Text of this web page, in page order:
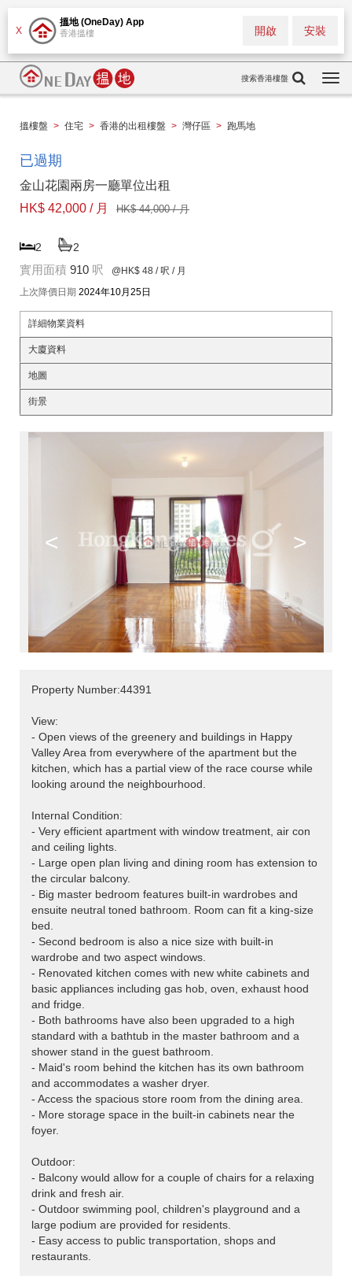
X
搵地 (OneDay) App
香港搵樓 安裝
開啟
搜索香港樓盤
搵樓盤 > 住宅 > 香港的出租樓盤 > 灣仔區 > 跑馬地
已過期
金山花園兩房一廳單位出租
HK$ 42,000 / 月
HK$ 44,000 / 月
2 2
實用面積 910 呎 @HK$ 48 / 呎 / 月
上次降價日期 2024年10月25日
詳細物業資料
大廈資料
地圖
街景
< >
Property Number:44391
View:
- Open views of the greenery and buildings in Happy
Valley Area from everywhere of the apartment but the
kitchen, which has a partial view of the race course while
looking around the neighbourhood.
Internal Condition:
- Very efficient apartment with window treatment, air con
and ceiling lights.
- Large open plan living and dining room has extension to
the circular balcony.
- Big master bedroom features built-in wardrobes and
ensuite neutral toned bathroom. Room can fit a king-size
bed.
- Second bedroom is also a nice size with built-in
wardrobe and two aspect windows.
- Renovated kitchen comes with new white cabinets and
basic appliances including gas hob, oven, exhaust hood
and fridge.
- Both bathrooms have also been upgraded to a high
standard with a bathtub in the master bathroom and a
shower stand in the guest bathroom.
- Maid's room behind the kitchen has its own bathroom
and accommodates a washer dryer.
- Access the spacious store room from the dining area.
- More storage space in the built-in cabinets near the
foyer.
Outdoor:
- Balcony would allow for a couple of chairs for a relaxing
drink and fresh air.
- Outdoor swimming pool, children's playground and a
large podium are provided for residents.
- Easy access to public transportation, shops and
restaurants.